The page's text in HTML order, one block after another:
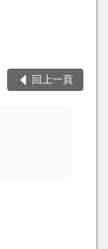
回上一頁